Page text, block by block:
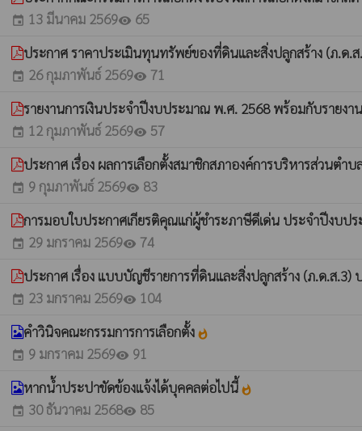
event 13 มีนาคม 2569visibility 65
ประกาศ ราคาประเมินทุนทรัพย์ของที่ดินและสิ่งปลูกสร้าง (ภ.ด.
event 26 กุมภาพันธ์ 2569visibility 71
รายงานการเงินประจำปีงบประมาณ พ.ศ. 2568 พร้อมกับรายง
event 12 กุมภาพันธ์ 2569visibility 57
ประกาศ เรื่อง ผลการเลือกตั้งสมาชิกสภาองค์การบริหารส่วนตำ
event 9 กุมภาพันธ์ 2569visibility 83
การมอบใบประกาศเกียรติคุณแก่ผู้ชำระภาษีดีเด่น ประจำปีงบป
event 29 มกราคม 2569visibility 74
ประกาศ เรื่อง แบบบัญชีรายการที่ดินและสิ่งปลูกสร้าง (ภ.ด.ส.3)
event 23 มกราคม 2569visibility 104
คำวินิจคณะกรรมการการเลือกตั้ง whatshot
event 9 มกราคม 2569visibility 91
หากน้ำประปาขัดข้องแจ้งได้บุคคลต่อไปนี้ whatshot
event 30 ธันวาคม 2568visibility 85